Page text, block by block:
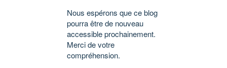
Nous espérons que ce blog
pourra être de nouveau
accessible prochainement.
Merci de votre
compréhension.